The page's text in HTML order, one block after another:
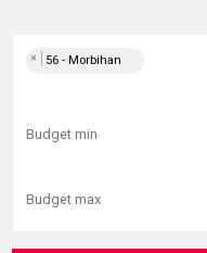
× 56 - Morbihan